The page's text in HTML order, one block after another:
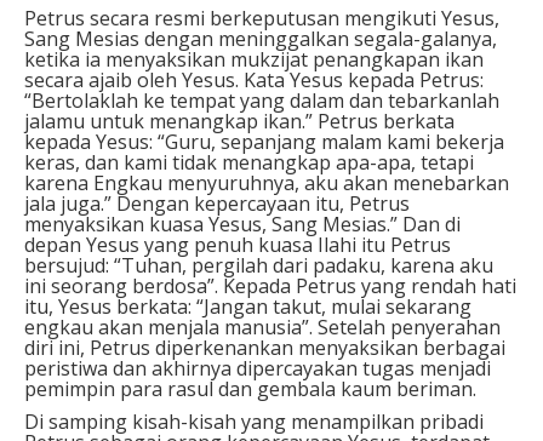
Petrus secara resmi berkeputusan mengikuti Yesus,
Sang Mesias dengan meninggalkan segala-galanya,
ketika ia menyaksikan mukzijat penangkapan ikan
secara ajaib oleh Yesus. Kata Yesus kepada Petrus:
“Bertolaklah ke tempat yang dalam dan tebarkanlah
jalamu untuk menangkap ikan.” Petrus berkata
kepada Yesus: “Guru, sepanjang malam kami bekerja
keras, dan kami tidak menangkap apa-apa, tetapi
karena Engkau menyuruhnya, aku akan menebarkan
jala juga.” Dengan kepercayaan itu, Petrus
menyaksikan kuasa Yesus, Sang Mesias.” Dan di
depan Yesus yang penuh kuasa Ilahi itu Petrus
bersujud: “Tuhan, pergilah dari padaku, karena aku
ini seorang berdosa”. Kepada Petrus yang rendah hati
itu, Yesus berkata: “Jangan takut, mulai sekarang
engkau akan menjala manusia”. Setelah penyerahan
diri ini, Petrus diperkenankan menyaksikan berbagai
peristiwa dan akhirnya dipercayakan tugas menjadi
pemimpin para rasul dan gembala kaum beriman.
Di samping kisah-kisah yang menampilkan pribadi